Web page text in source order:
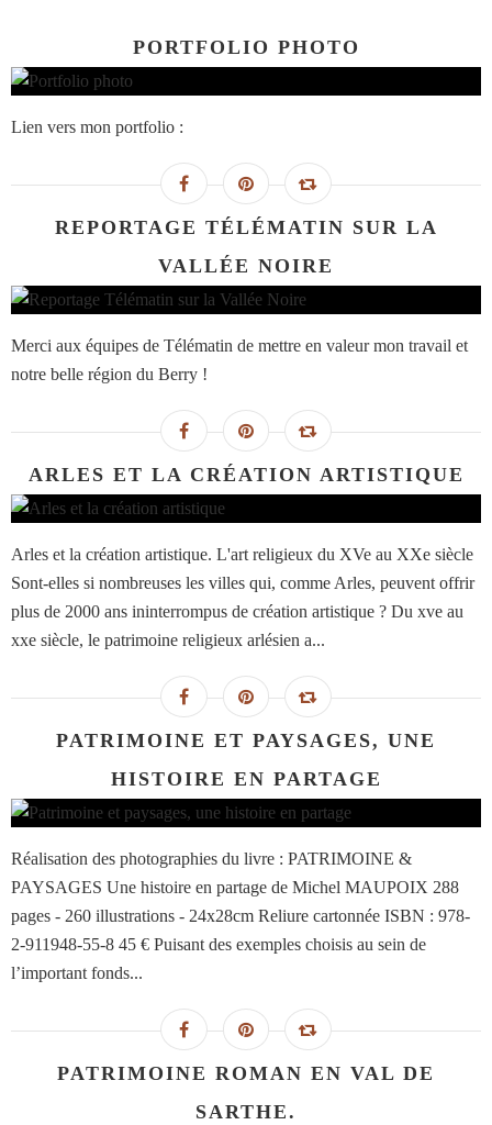
PORTFOLIO PHOTO
Lien vers mon portfolio :
REPORTAGE TÉLÉMATIN SUR LA
VALLÉE NOIRE
Merci aux équipes de Télématin de mettre en valeur mon travail et
notre belle région du Berry !
ARLES ET LA CRÉATION ARTISTIQUE
Arles et la création artistique. L'art religieux du XVe au XXe siècle
Sont-elles si nombreuses les villes qui, comme Arles, peuvent offrir
plus de 2000 ans ininterrompus de création artistique ? Du xve au
xxe siècle, le patrimoine religieux arlésien a...
PATRIMOINE ET PAYSAGES, UNE
HISTOIRE EN PARTAGE
Réalisation des photographies du livre : PATRIMOINE &
PAYSAGES Une histoire en partage de Michel MAUPOIX 288
pages - 260 illustrations - 24x28cm Reliure cartonnée ISBN : 978-
2-911948-55-8 45 € Puisant des exemples choisis au sein de
l’important fonds...
PATRIMOINE ROMAN EN VAL DE
SARTHE.